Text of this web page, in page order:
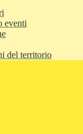
eventi
del territorio